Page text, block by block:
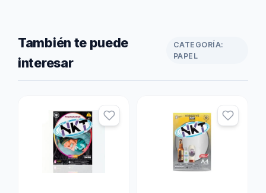
También te puede
interesar
CATEGORÍA:
PAPEL